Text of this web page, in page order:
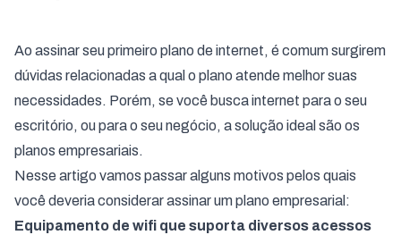
Ao assinar seu primeiro plano de internet, é comum surgirem
dúvidas relacionadas a qual o plano atende melhor suas
necessidades. Porém, se você busca internet para o seu
escritório, ou para o seu negócio, a solução ideal são os
planos empresariais.
Nesse artigo vamos passar alguns motivos pelos quais
você deveria considerar assinar um plano empresarial:
Equipamento de wifi que suporta diversos acessos